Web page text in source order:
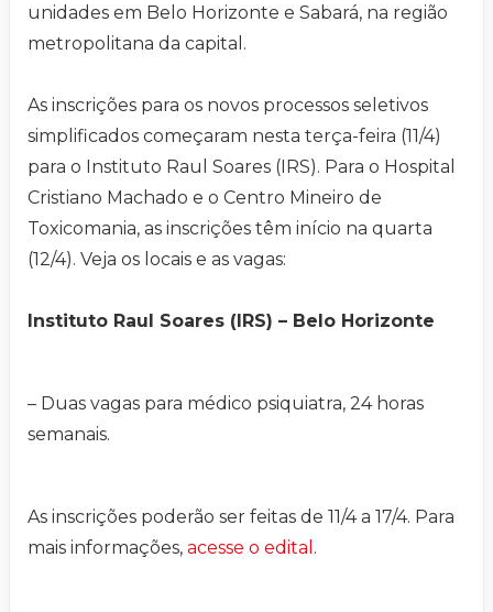
unidades em Belo Horizonte e Sabará, na região
metropolitana da capital.
As inscrições para os novos processos seletivos
simplificados começaram nesta terça-feira (11/4)
para o Instituto Raul Soares (IRS). Para o Hospital
Cristiano Machado e o Centro Mineiro de
Toxicomania, as inscrições têm início na quarta
(12/4). Veja os locais e as vagas:
Instituto Raul Soares (IRS) – Belo Horizonte
– Duas vagas para médico psiquiatra, 24 horas
semanais.
As inscrições poderão ser feitas de 11/4 a 17/4. Para
mais informações, acesse o edital .